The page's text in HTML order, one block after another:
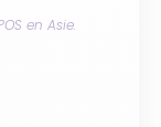
en Asie.